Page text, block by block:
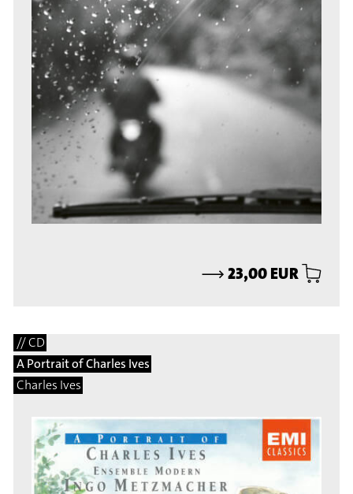
⟶23,00 EUR
// CD
A Portrait of Charles Ives
Charles Ives